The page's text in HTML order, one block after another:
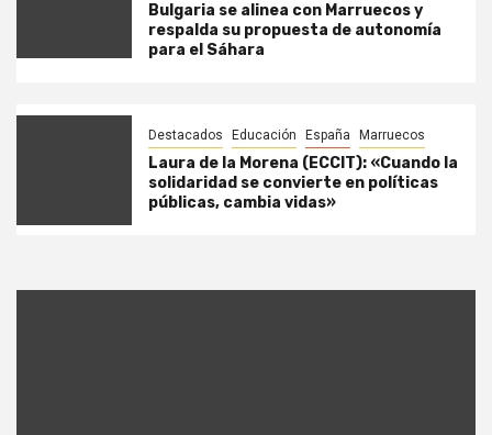
Bulgaria se alinea con Marruecos y
respalda su propuesta de autonomía
para el Sáhara
Destacados Educación España Marruecos
Laura de la Morena (ECCIT): «Cuando la
solidaridad se convierte en políticas
públicas, cambia vidas»